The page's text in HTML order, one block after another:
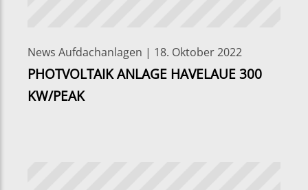
News Aufdachanlagen | 18. Oktober 2022
PHOTVOLTAIK ANLAGE HAVELAUE 300
KW/PEAK